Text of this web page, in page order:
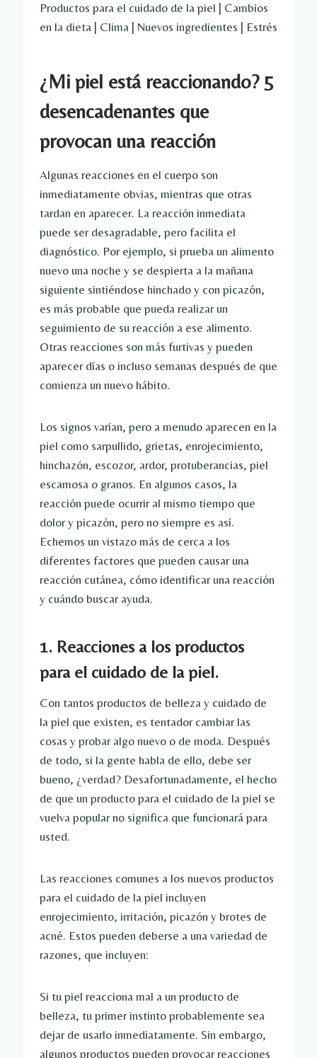
Productos para el cuidado de la piel | Cambios
en la dieta | Clima | Nuevos ingredientes | Estrés
¿Mi piel está reaccionando? 5
desencadenantes que
provocan una reacción
Algunas reacciones en el cuerpo son
inmediatamente obvias, mientras que otras
tardan en aparecer. La reacción inmediata
puede ser desagradable, pero facilita el
diagnóstico. Por ejemplo, si prueba un alimento
nuevo una noche y se despierta a la mañana
siguiente sintiéndose hinchado y con picazón,
es más probable que pueda realizar un
seguimiento de su reacción a ese alimento.
Otras reacciones son más furtivas y pueden
aparecer días o incluso semanas después de que
comienza un nuevo hábito.
Los signos varían, pero a menudo aparecen en la
piel como sarpullido, grietas, enrojecimiento,
hinchazón, escozor, ardor, protuberancias, piel
escamosa o granos. En algunos casos, la
reacción puede ocurrir al mismo tiempo que
dolor y picazón, pero no siempre es así.
Echemos un vistazo más de cerca a los
diferentes factores que pueden causar una
reacción cutánea, cómo identificar una reacción
y cuándo buscar ayuda.
1. Reacciones a los productos
para el cuidado de la piel.
Con tantos productos de belleza y cuidado de
la piel que existen, es tentador cambiar las
cosas y probar algo nuevo o de moda. Después
de todo, si la gente habla de ello, debe ser
bueno, ¿verdad? Desafortunadamente, el hecho
de que un producto para el cuidado de la piel se
vuelva popular no significa que funcionará para
usted.
Las reacciones comunes a los nuevos productos
para el cuidado de la piel incluyen
enrojecimiento, irritación, picazón y brotes de
acné. Estos pueden deberse a una variedad de
razones, que incluyen:
Si tu piel reacciona mal a un producto de
belleza, tu primer instinto probablemente sea
dejar de usarlo inmediatamente. Sin embargo,
algunos productos pueden provocar reacciones